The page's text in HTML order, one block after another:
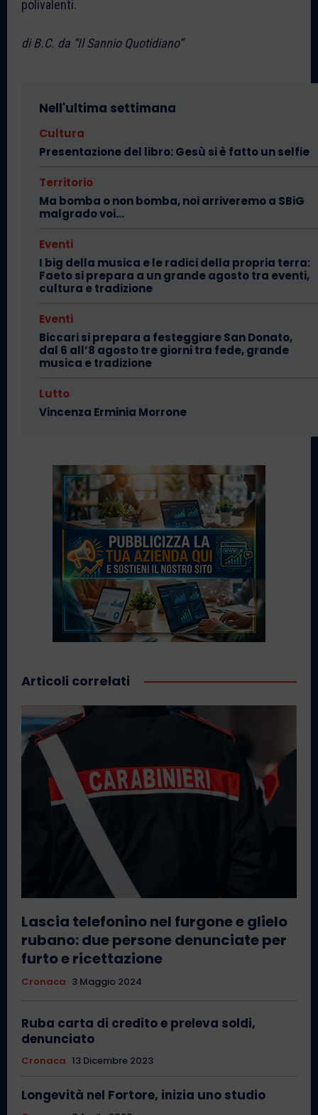
polivalenti.
di B.C. da “Il Sannio Quotidiano”
Nell'ultima settimana
Cultura
Presentazione del libro: Gesù si è fatto un selfie
Territorio
Ma bomba o non bomba, noi arriveremo a SBiG
malgrado voi…
Eventi
I big della musica e le radici della propria terra:
Faeto si prepara a un grande agosto tra eventi,
cultura e tradizione
Eventi
Biccari si prepara a festeggiare San Donato,
dal 6 all’8 agosto tre giorni tra fede, grande
musica e tradizione
Lutto
Vincenza Erminia Morrone
Articoli correlati
Lascia telefonino nel furgone e glielo
rubano: due persone denunciate per
furto e ricettazione
Cronaca 3 Maggio 2024
Ruba carta di credito e preleva soldi,
denunciato
Cronaca 13 Dicembre 2023
Longevità nel Fortore, inizia uno studio